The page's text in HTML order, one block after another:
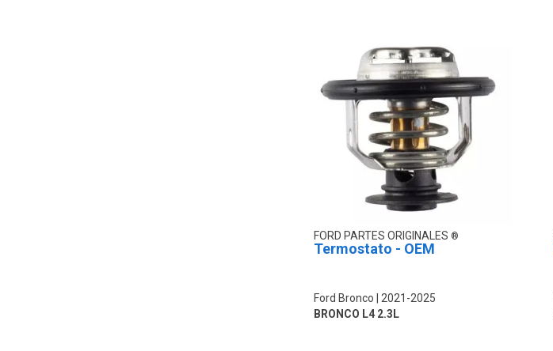
FORD PARTES ORIGINALES
Termostato - OEM
Ford Bronco
2021-2025
BRONCO L4 2.3L